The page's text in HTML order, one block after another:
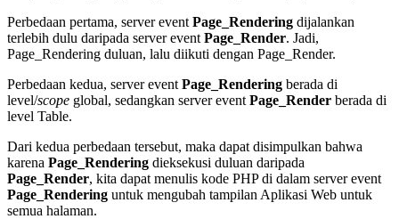
Perbedaan pertama, server event Page_Rendering dijalankan
terlebih dulu daripada server event Page_Render. Jadi,
Page_Rendering duluan, lalu diikuti dengan Page_Render.
Perbedaan kedua, server event Page_Rendering berada di
level/scope global, sedangkan server event Page_Render berada di
level Table.
Dari kedua perbedaan tersebut, maka dapat disimpulkan bahwa
karena Page_Rendering dieksekusi duluan daripada
Page_Render, kita dapat menulis kode PHP di dalam server event
Page_Rendering untuk mengubah tampilan Aplikasi Web untuk
semua halaman.